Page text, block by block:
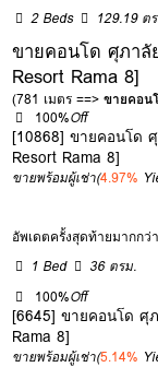
2 Beds
129.19 ต
ขายคอนโด ศุภาลั
Resort Rama 8]
(781 เมตร ==>ขายคอน
100%Off
[10868] ขายคอนโด
Resort Rama 8]
ขายพร้อมผู้เช่า(4.97%
อัพเดตครั้งสุดท้ายมากกว่
1 Bed
36 ตรม.
100%Off
[6645] ขายคอนโด ศุ
Rama 8]
ขายพร้อมผู้เช่า(5.14%